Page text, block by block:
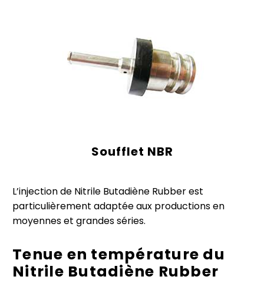
Soufflet NBR
L’injection de Nitrile Butadiène Rubber est
particulièrement adaptée aux productions en
moyennes et grandes séries.
Tenue en température du
Nitrile Butadiène Rubber